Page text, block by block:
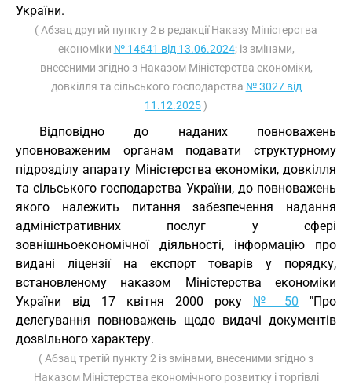
України.
( Абзац другий пункту 2 в редакції Наказу Міністерства
економіки № 14641 від 13.06.2024; із змінами,
внесеними згідно з Наказом Міністерства економіки,
довкілля та сільського господарства № 3027 від
11.12.2025)
Відповідно до наданих повноважень
уповноваженим органам подавати структурному
підрозділу апарату Міністерства економіки, довкілля
та сільського господарства України, до повноважень
якого належить питання забезпечення надання
адміністративних послуг у сфері
зовнішньоекономічної діяльності, інформацію про
видані ліцензії на експорт товарів у порядку,
встановленому наказом Міністерства економіки
України від 17 квітня 2000 року № 50 "Про
делегування повноважень щодо видачі документів
дозвільного характеру.
( Абзац третій пункту 2 із змінами, внесеними згідно з
Наказом Міністерства економічного розвитку і торгівлі